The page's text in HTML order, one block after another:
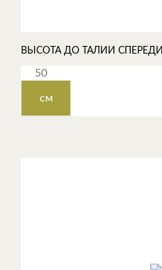
ВЫСОТА ДО ТАЛИИ СПЕРЕДИ
см